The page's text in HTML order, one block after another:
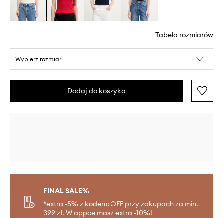
Tabela rozmiarów
Wybierz rozmiar
Dodaj do koszyka
FINAL SALE%
*extra -5% z kodem: OFF przy zakupach za min.
399 zł. W appce masz extra -10%!